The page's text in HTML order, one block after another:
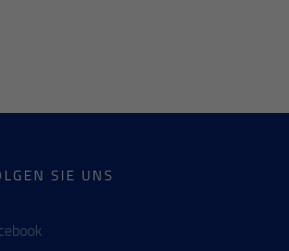
SIE UNS